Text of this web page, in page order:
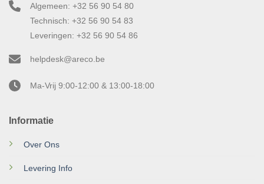
Informatie
Over Ons
Levering Info
Algemeen: +32 56 90 54 80
Technisch: +32 56 90 54 83
Leveringen: +32 56 90 54 86
helpdesk@areco.be
Ma-Vrij 9:00-12:00 & 13:00-18:00